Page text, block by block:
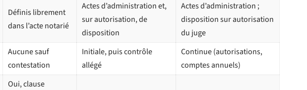
Définis librement
dans l’acte notarié
Actes d’administration et,
sur autorisation, de
disposition
Actes d’administration ;
disposition sur autorisation
du juge
Aucune sauf
contestation
Initiale, puis contrôle
allégé
Continue (autorisations,
comptes annuels)
Oui, clause